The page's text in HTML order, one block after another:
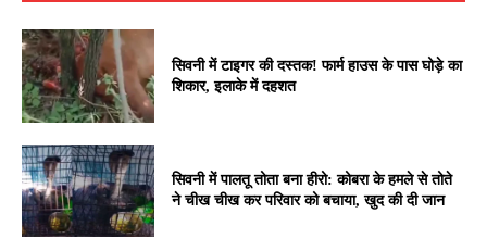
सिवनी में टाइगर की दस्तक! फार्म हाउस के पास घोड़े का
शिकार, इलाके में दहशत
सिवनी में पालतू तोता बना हीरो: कोबरा के हमले से तोते
ने चीख चीख कर परिवार को बचाया, खुद की दी जान